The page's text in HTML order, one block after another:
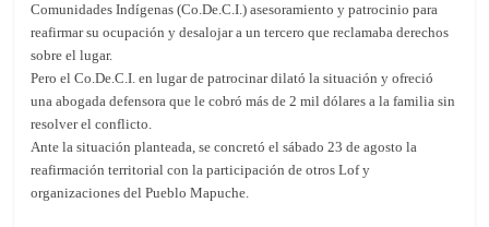
Comunidades Indígenas (Co.De.C.I.) asesoramiento y patrocinio para
reafirmar su ocupación y desalojar a un tercero que reclamaba derechos
sobre el lugar.
Pero el Co.De.C.I. en lugar de patrocinar dilató la situación y ofreció
una abogada defensora que le cobró más de 2 mil dólares a la familia sin
resolver el conflicto.
Ante la situación planteada, se concretó el sábado 23 de agosto la
reafirmación territorial con la participación de otros Lof y
organizaciones del Pueblo Mapuche.